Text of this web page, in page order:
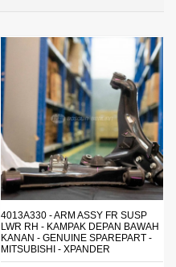
4162A413 - SHOCK ABSORBER RR
SUSP - SUSPENSI BELAKANG -
SHOCKBREAKER BELAKANG -
GENUINE SPAREPART -
MITSUBISHI - XPANDER